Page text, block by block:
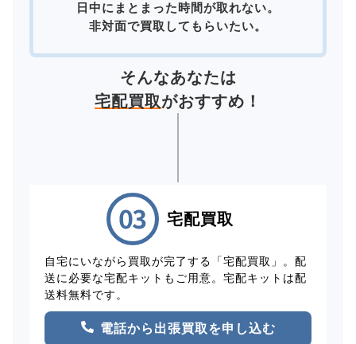
日中にまとまった時間が取れない。
非対面で買取してもらいたい。
そんなあなたは
宅配買取がおすすめ！
宅配買取
自宅にいながら買取が完了する「宅配買取」。配
送に必要な宅配キットもご用意。宅配キットは配
送料無料です。
電話から出張買取を申し込む